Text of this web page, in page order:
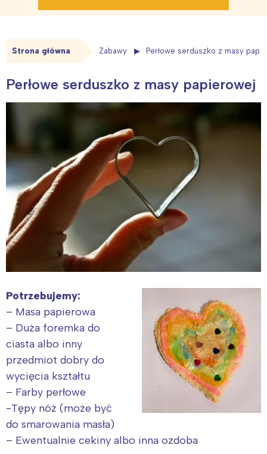
Strona główna Zabawy Perłowe serduszko z masy
Perłowe serduszko z masy papierowej
Potrzebujemy:
– Masa papierowa
– Duża foremka do
ciasta albo inny
przedmiot dobry do
wycięcia kształtu
– Farby perłowe
-Tępy nóż (może być
do smarowania masła)
– Ewentualnie cekiny albo inna ozdoba